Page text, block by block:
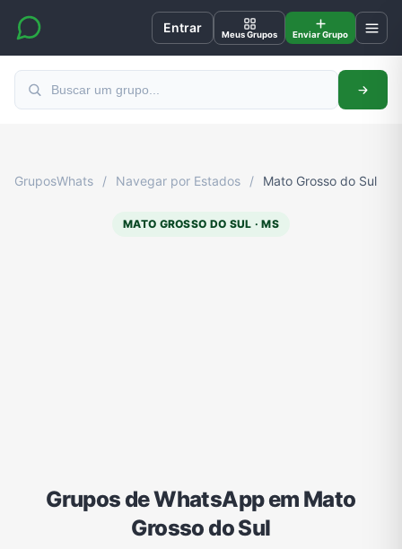
Entrar Meus Grupos Enviar Grupo
GruposWhats / Navegar por Estados / Mato Grosso do Sul
MATO GROSSO DO SUL · MS
Grupos de WhatsApp em Mato
Grosso do Sul